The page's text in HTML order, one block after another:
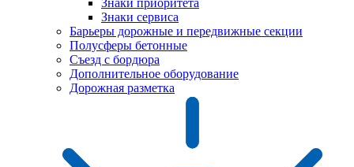
Знаки приоритета
Знаки сервиса
Барьеры дорожные и передвижные секции
Полусферы бетонные
Съезд с бордюра
Дополнительное оборудование
Дорожная разметка